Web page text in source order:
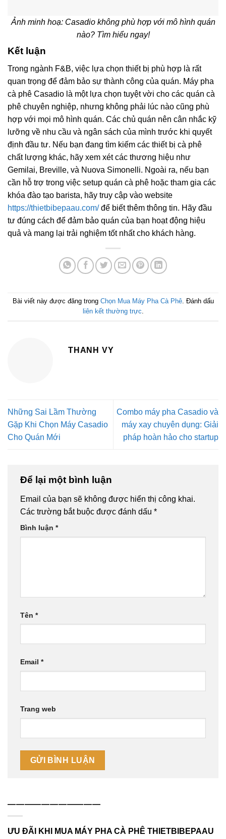
Ảnh minh hoạ: Casadio không phù hợp với mô hình quán
nào? Tìm hiểu ngay!
Kết luận
Trong ngành F&B, việc lựa chọn thiết bị phù hợp là rất
quan trọng để đảm bảo sự thành công của quán. Máy pha
cà phê Casadio là một lựa chọn tuyệt vời cho các quán cà
phê chuyên nghiệp, nhưng không phải lúc nào cũng phù
hợp với mọi mô hình quán. Các chủ quán nên cân nhắc kỹ
lưỡng về nhu cầu và ngân sách của mình trước khi quyết
định đầu tư. Nếu bạn đang tìm kiếm các thiết bị cà phê
chất lượng khác, hãy xem xét các thương hiệu như
Gemilai, Breville, và Nuova Simonelli. Ngoài ra, nếu bạn
cần hỗ trợ trong việc setup quán cà phê hoặc tham gia các
khóa đào tạo barista, hãy truy cập vào website
https://thietbibepaau.com/để biết thêm thông tin. Hãy đầu
tư đúng cách để đảm bảo quán của bạn hoạt động hiệu
quả và mang lại trải nghiệm tốt nhất cho khách hàng.
Bài viết này được đăng trong Chọn Mua Máy Pha Cà Phê. Đánh dấu
liên kết thường trực.
THANH VY
Những Sai Lầm Thường
Gặp Khi Chọn Máy Casadio
Cho Quán Mới
Combo máy pha Casadio và
máy xay chuyên dụng: Giải
pháp hoàn hảo cho startup
Để lại một bình luận
Email của bạn sẽ không được hiển thị công khai.
Các trường bắt buộc được đánh dấu *
Bình luận *
Tên *
Email *
Trang web
———————————
ƯU ĐÃI KHI MUA MÁY PHA CÀ PHÊ THIETBIBEPAAU